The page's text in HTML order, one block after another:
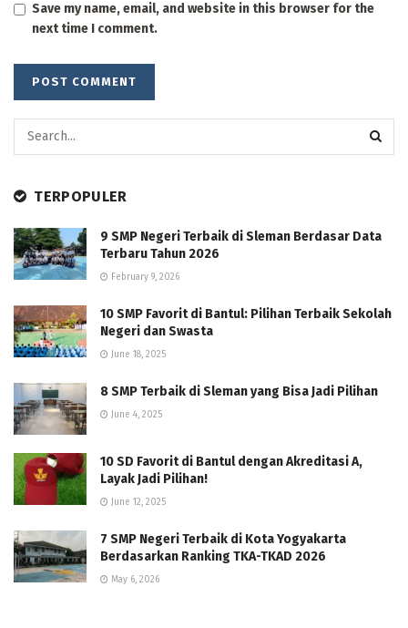
Save my name, email, and website in this browser for the
next time I comment.
TERPOPULER
9 SMP Negeri Terbaik di Sleman Berdasar Data
Terbaru Tahun 2026
February 9, 2026
10 SMP Favorit di Bantul: Pilihan Terbaik Sekolah
Negeri dan Swasta
June 18, 2025
8 SMP Terbaik di Sleman yang Bisa Jadi Pilihan
June 4, 2025
10 SD Favorit di Bantul dengan Akreditasi A,
Layak Jadi Pilihan!
June 12, 2025
7 SMP Negeri Terbaik di Kota Yogyakarta
Berdasarkan Ranking TKA-TKAD 2026
May 6, 2026